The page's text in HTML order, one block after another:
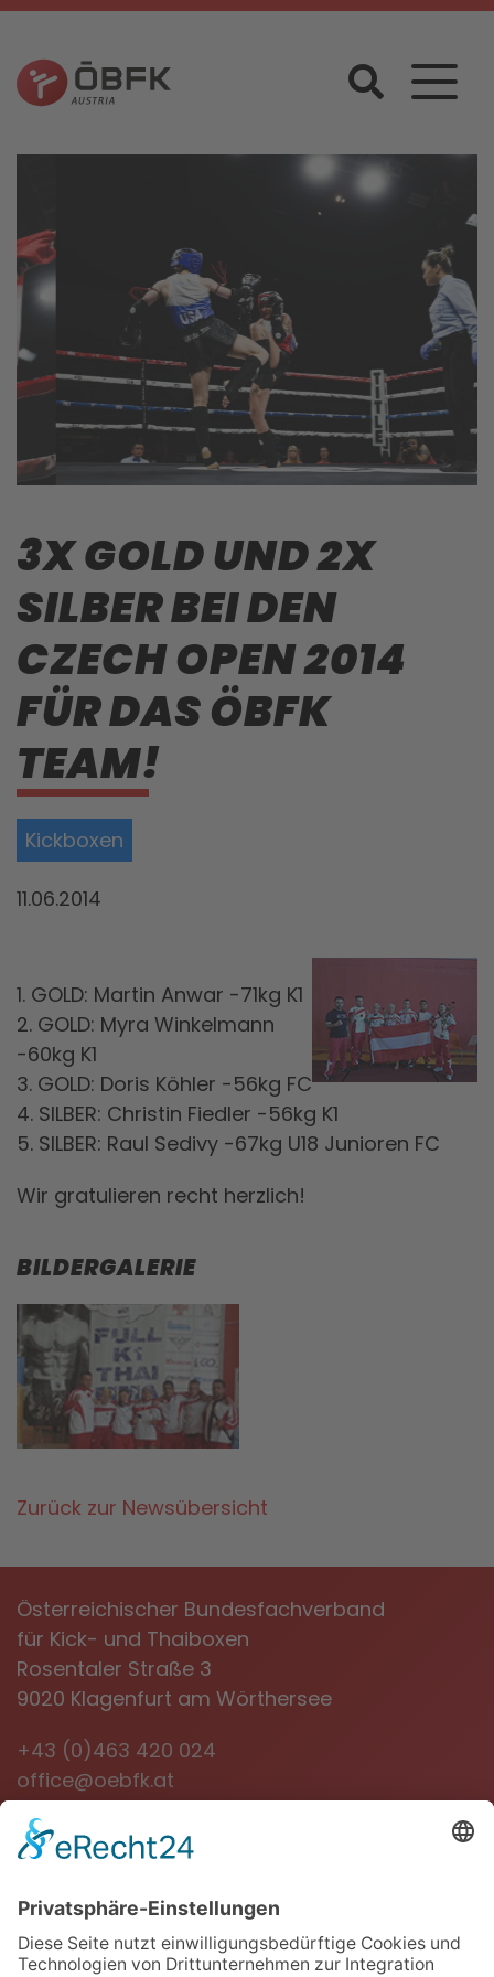
3X GOLD UND 2X
SILBER BEI DEN
CZECH OPEN 2014
FÜR DAS ÖBFK
TEAM!
Kickboxen
11.06.2014
1. GOLD: Martin Anwar -71kg K1
2. GOLD: Myra Winkelmann
-60kg K1
3. GOLD: Doris Köhler -56kg FC
4. SILBER: Christin Fiedler -56kg K1
5. SILBER: Raul Sedivy -67kg U18 Junioren FC
Wir gratulieren recht herzlich!
BILDERGALERIE
Zurück zur Newsübersicht
Österreichischer Bundesfachverband
für Kick- und Thaiboxen
Rosentaler Straße 3
9020 Klagenfurt am Wörthersee
+43 (0)463 420 024
office@oebfk.at
NEWSLETTER